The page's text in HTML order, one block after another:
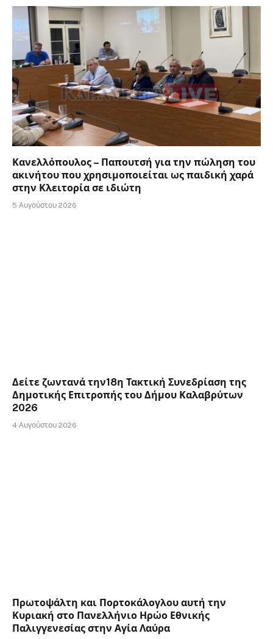
Κανελλόπουλος – Παπουτσή για την πώληση του
ακινήτου που χρησιμοποιείται ως παιδική χαρά
στην Κλειτορία σε ιδιώτη
5 Αυγούστου 2026
Δείτε ζωντανά την18η Τακτική Συνεδρίαση της
Δημοτικής Επιτροπής του Δήμου Καλαβρύτων
2026
4 Αυγούστου 2026
Πρωτοψάλτη και Πορτοκάλογλου αυτή την
Κυριακή στο Πανελλήνιο Ηρώο Εθνικής
Παλιγγενεσίας στην Αγία Λαύρα